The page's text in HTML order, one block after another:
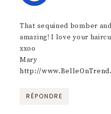
That sequined bomber
amazing! I love your
xxoo
Mary
http://
RÉPONDRE